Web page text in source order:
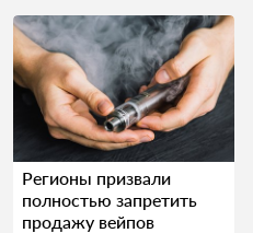
Регионы призвали
полностью запретить
продажу вейпов